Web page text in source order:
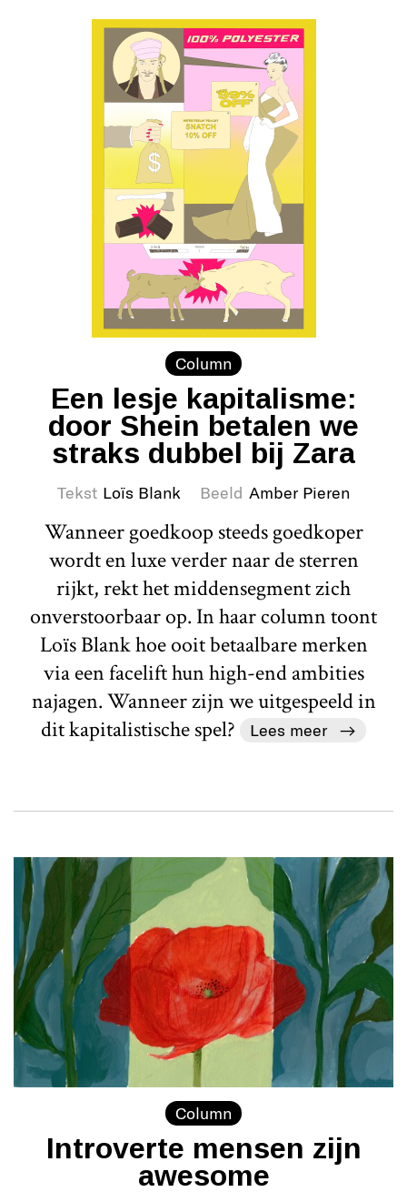
Column
Een lesje kapitalisme:
door Shein betalen we
straks dubbel bij Zara
Tekst Loïs Blank Beeld Amber Pieren
Wanneer goedkoop steeds goedkoper
wordt en luxe verder naar de sterren
rijkt, rekt het middensegment zich
onverstoorbaar op. In haar column toont
Loïs Blank hoe ooit betaalbare merken
via een facelift hun high-end ambities
najagen. Wanneer zijn we uitgespeeld in
dit kapitalistische spel?
Lees meer
Column
Introverte mensen zijn
awesome